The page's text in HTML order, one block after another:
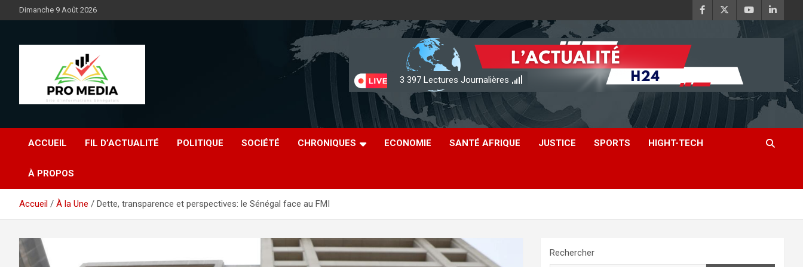
au
Dimanche 9 Août 2026
3 397Lectures Journalières
ACCUEIL FIL D’ACTUALITÉ POLITIQUE SOCIÉTÉ CHRONIQUES ECONOMIE SANTÉ AFRIQUE JUSTICE SPORTS HIGHT-TECH
À PROPOS
Accueil À la Une Dette, transparence et perspectives: le Sénégal face au FMI
Rechercher